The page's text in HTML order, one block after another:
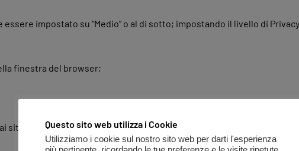
impostato su “Medio” o al di sotto; impostando il livello di
finestra del browser;
siti” e “Accetta i cookies di terze parti”;
Questo sito web utilizza i Cookie
Utilizziamo i cookie sul nostro sito web per darti l'esperienza